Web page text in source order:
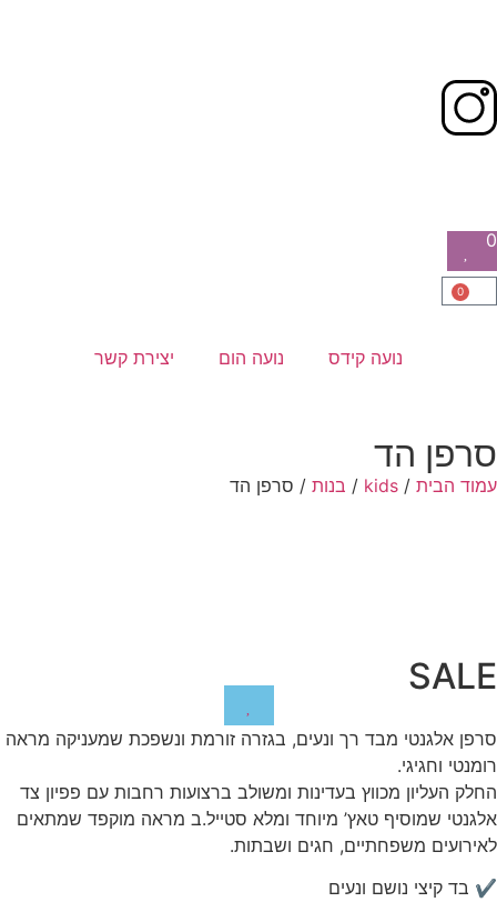
0
0
נועה קידס נועה הום יצירת קשר
סרפן הד
עמוד הבית /
kids
/ בנות / סרפן הד
SALE
סרפן אלגנטי מבד רך ונעים, בגזרה זורמת ונשפכת שמעניקה מראה
רומנטי וחגיגי.
החלק העליון מכווץ בעדינות ומשולב ברצועות רחבות עם פפיון צד
אלגנטי שמוסיף טאץ’ מיוחד ומלא סטייל.ב מראה מוקפד שמתאים
לאירועים משפחתיים, חגים ושבתות.
✔ בד קיצי נושם ונעים